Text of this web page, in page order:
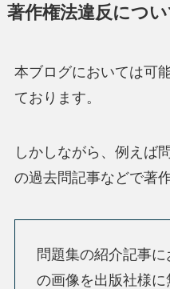
著作権法違反につ
本ブログにおいては可
ております。
しかしながら、例えば
の過去問記事などで著
問題集の紹介記事
の画像を出版社様